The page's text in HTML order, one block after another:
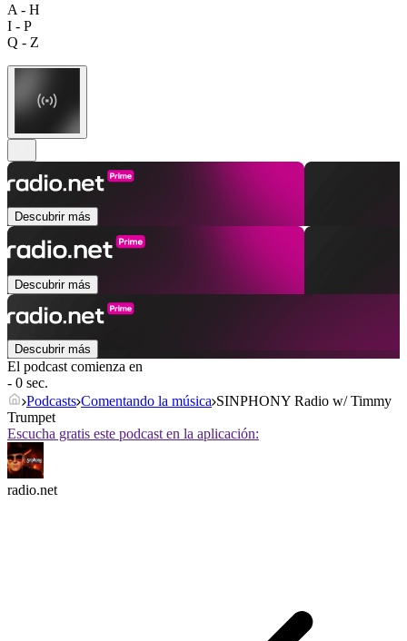
A - H
I - P
Q - Z
Descubrir más
Descubrir más
Descubrir más
El podcast comienza en
- 0 sec.
Podcasts Comentando la música SINPHONY Radio w/ Timmy
Trumpet
Escucha gratis este podcast en la aplicación:
radio.net